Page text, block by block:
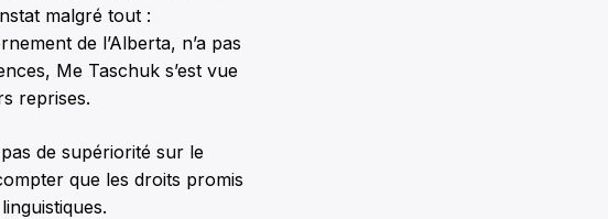
malgré tout :
de l’Alberta, n’a pas
Me Taschuk s’est vue
reprises.
de supériorité sur le
que les droits promis